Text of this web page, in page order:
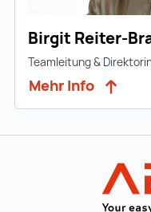
Birgit Reiter-
Teamleitung &
Mehr Info